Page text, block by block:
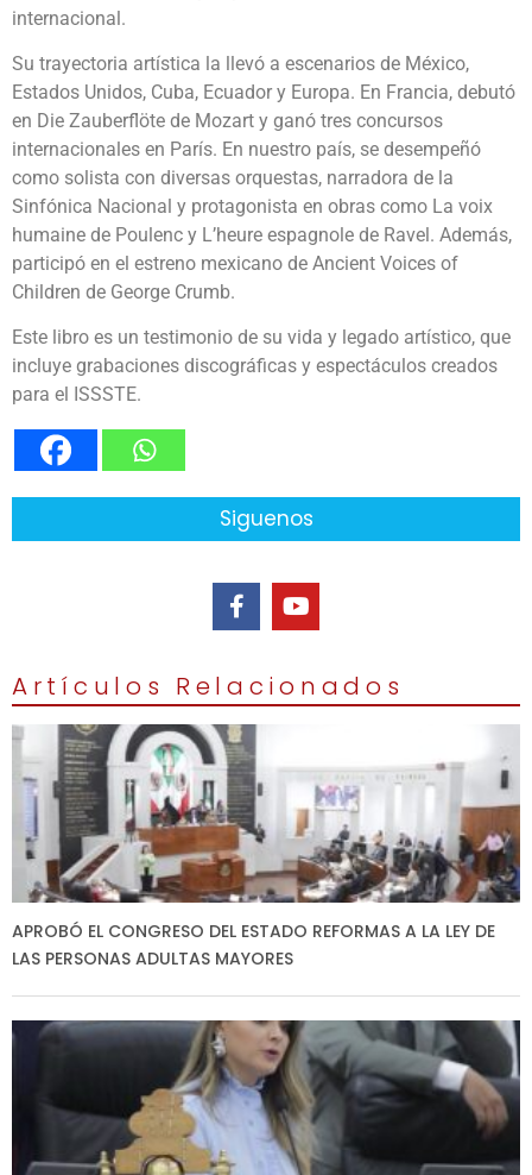
internacional.
Su trayectoria artística la llevó a escenarios de México,
Estados Unidos, Cuba, Ecuador y Europa. En Francia, debutó
en Die Zauberflöte de Mozart y ganó tres concursos
internacionales en París. En nuestro país, se desempeñó
como solista con diversas orquestas, narradora de la
Sinfónica Nacional y protagonista en obras como La voix
humaine de Poulenc y L’heure espagnole de Ravel. Además,
participó en el estreno mexicano de Ancient Voices of
Children de George Crumb.
Este libro es un testimonio de su vida y legado artístico, que
incluye grabaciones discográficas y espectáculos creados
para el ISSSTE.
Siguenos
Artículos Relacionados
APROBÓ EL CONGRESO DEL ESTADO REFORMAS A LA LEY DE
LAS PERSONAS ADULTAS MAYORES